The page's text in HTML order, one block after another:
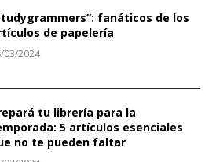
fanáticos de los
de papelería
03/2024
tu librería para la
5 artículos esenciales
no te pueden faltar